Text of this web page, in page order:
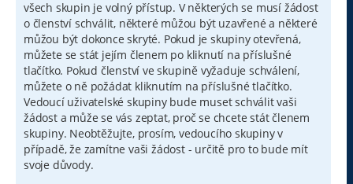
všech skupin je volný přístup. V některých se musí žádost
o členství schválit, některé můžou být uzavřené a některé
můžou být dokonce skryté. Pokud je skupiny otevřená,
můžete se stát jejím členem po kliknutí na příslušné
tlačítko. Pokud členství ve skupině vyžaduje schválení,
můžete o ně požádat kliknutím na příslušné tlačítko.
Vedoucí uživatelské skupiny bude muset schválit vaši
žádost a může se vás zeptat, proč se chcete stát členem
skupiny. Neobtěžujte, prosím, vedoucího skupiny v
případě, že zamítne vaši žádost - určitě pro to bude mít
svoje důvody.